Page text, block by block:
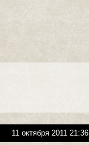
11 октября 2011 21:36